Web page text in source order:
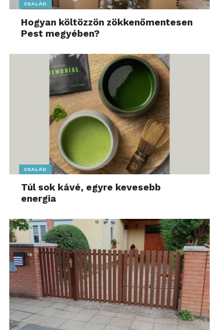
CSALÁD
Hogyan költözzön zökkenőmentesen
Pest megyében?
CSALÁD
Túl sok kávé, egyre kevesebb
energia